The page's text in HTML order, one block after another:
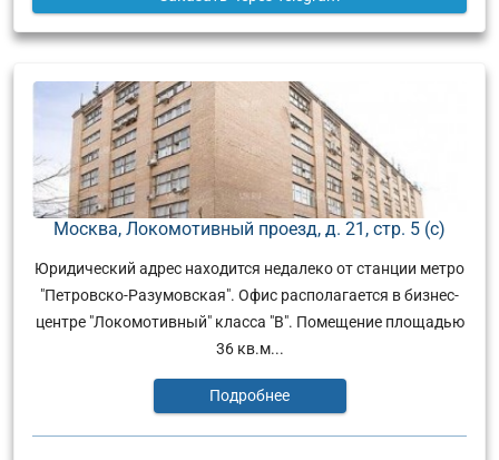
Москва, Локомотивный проезд, д. 21, стр. 5 (с)
Юридический адрес находится недалеко от станции метро
"Петровско-Разумовская". Офис располагается в бизнес-
центре "Локомотивный" класса "В". Помещение площадью
36 кв.м...
Подробнее